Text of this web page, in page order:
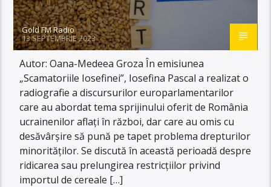
Gold FM Radio
13 SEPTEMBRIE 2023
Autor: Oana-Medeea Groza În emisiunea
„Scamatoriile Iosefinei”, Iosefina Pascal a realizat o
radiografie a discursurilor europarlamentarilor
care au abordat tema sprijinului oferit de România
ucrainenilor aflați în război, dar care au omis cu
desăvârșire să pună pe tapet problema drepturilor
minorităților. Se discută în această perioadă despre
ridicarea sau prelungirea restricțiilor privind
importul de cereale […]